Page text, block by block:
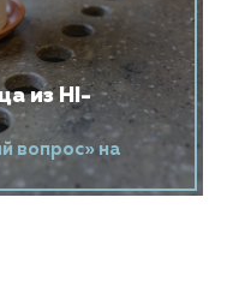
из HI-
вопрос» на